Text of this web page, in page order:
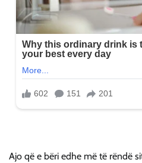
Ajo që e bëri edhe më të rëndë